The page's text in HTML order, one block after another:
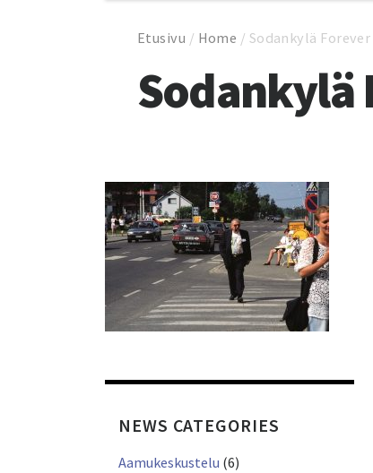
Etusivu / Home / Sodankylä
Sodankylä
NEWS CATEGORIES
Aamukeskustelu (6)